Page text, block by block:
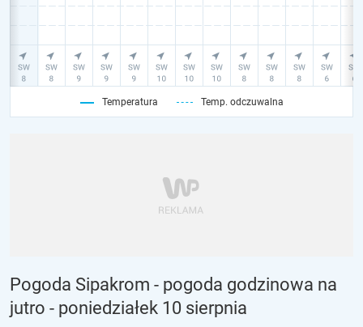
Temperatura Temp. odczuwalna
Pogoda Sipakrom - pogoda godzinowa na
jutro - poniedziałek 10 sierpnia